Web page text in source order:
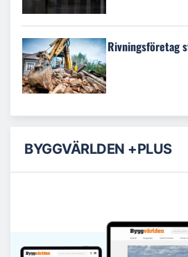
Rivningsföretag
BYGGVÄRLDEN +PLUS